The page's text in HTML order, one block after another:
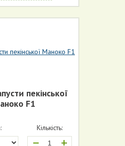
пекінської
F1
Кількість:
+